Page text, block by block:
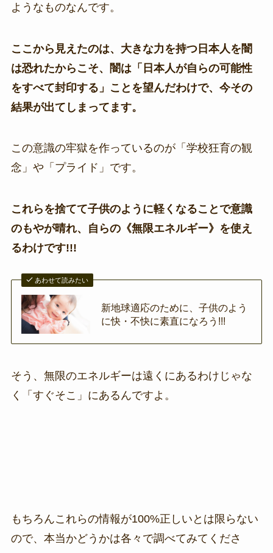
ようなものなんです。
ここから見えたのは、大きな力を持つ日本人を闇
は恐れたからこそ、闇は「日本人が自らの可能性
をすべて封印する」ことを望んだわけで、今その
結果が出てしまってます。
この意識の牢獄を作っているのが「学校狂育の観
念」や「プライド」です。
これらを捨てて子供のように軽くなることで意識
のもやが晴れ、自らの《無限エネルギー》を使え
るわけです!!!
あわせて読みたい
新地球適応のために、子供のよう
に快・不快に素直になろう!!!
そう、無限のエネルギーは遠くにあるわけじゃな
く「すぐそこ」にあるんですよ。
もちろんこれらの情報が100%正しいとは限らない
ので、本当かどうかは各々で調べてみてくださ